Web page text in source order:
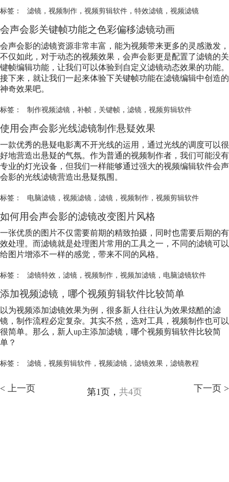
标签： 滤镜， 视频制作， 视频剪辑软件， 特效滤镜， 视频滤镜
会声会影关键帧功能之色彩偏移滤镜动画
会声会影的滤镜资源非常丰富，能为视频带来更多的灵感激发，
不仅如此，对于动态的视频效果，会声会影更是配置了滤镜的关
键帧编辑功能，让我们可以体验到自定义滤镜动态效果的功能。
接下来，就让我们一起来体验下关键帧功能在滤镜编辑中创造的
神奇效果吧。
标签： 制作视频滤镜， 补帧， 关键帧， 滤镜， 视频剪辑软件
使用会声会影光线滤镜制作悬疑效果
一款优秀的悬疑电影离不开光线的运用，通过光线的调度可以很
好地营造出悬疑的气氛。作为普通的视频制作者，我们可能没有
专业的灯光设备，但我们一样能够通过强大的视频编辑软件会声
会影的光线滤镜营造出悬疑氛围。
标签： 电脑滤镜， 视频滤镜， 滤镜， 视频制作， 视频剪辑软件
如何用会声会影的滤镜改变图片风格
一张优质的图片不仅需要前期的精致拍摄，同时也需要后期的有
效处理。而滤镜就是处理图片常用的工具之一，不同的滤镜可以
给图片增添不一样的感觉，带来不同的风格。
标签： 滤镜特效 ， 滤镜， 视频制作， 视频加滤镜， 电脑滤镜软件
添加视频滤镜 ，哪个视频剪辑软件比较简单
以为视频添加滤镜效果为例，很多新人往往认为效果炫酷的滤
镜 ，制作流程必定复杂。其实不然，选对工具，视频制作也可以
很简单。那么，新人up主添加滤镜 ，哪个视频剪辑软件比较简
单？
标签： 滤镜， 视频剪辑软件， 视频滤镜， 滤镜效果， 滤镜教程
< 上一页 第1页， 共4页 下一页 >